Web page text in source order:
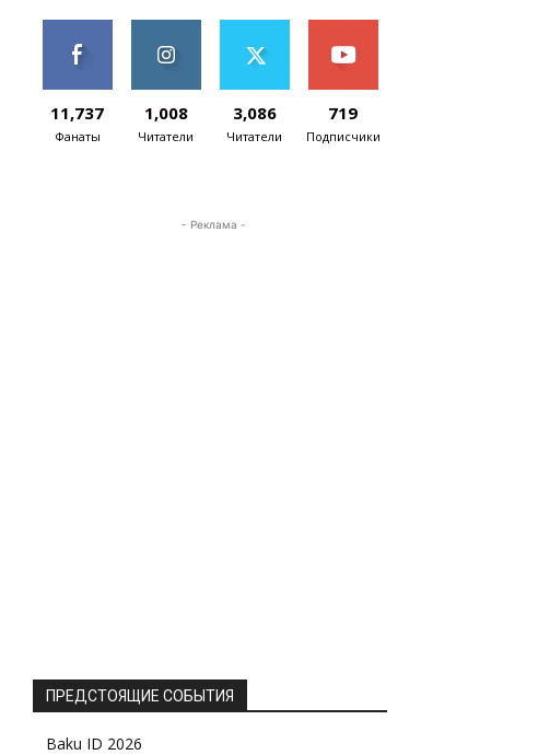
11,737
Фанаты
1,008
Читатели
3,086
Читатели
719
Подписчики
- Реклама -
ПРЕДСТОЯЩИЕ СОБЫТИЯ
Baku ID 2026